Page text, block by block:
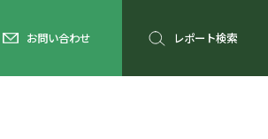
お問い合わせ レポート検索